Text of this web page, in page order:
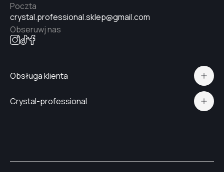
crystal.professional.sklep@gmail.com
Poczta
Obseruwj nas
Obsługa klienta
Dostawa i płatność
Crystal-professional